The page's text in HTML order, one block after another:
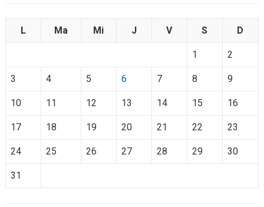
L Ma Mi J V S D
1 2
3 4 5 6 7 8 9
10 11 12 13 14 15 16
17 18 19 20 21 22 23
24 25 26 27 28 29 30
31